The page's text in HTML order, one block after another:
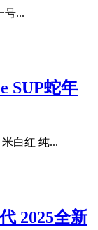
号...
SUP蛇年
米白红 纯...
2025全新